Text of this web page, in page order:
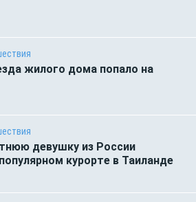
жилого дома попало на
девушку из России
курорте в Таиланде